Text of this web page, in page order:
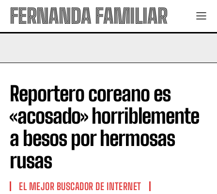
FERNANDA FAMILIAR
Reportero coreano es
«acosado» horriblemente
a besos por hermosas
rusas
EL MEJOR BUSCADOR DE INTERNET